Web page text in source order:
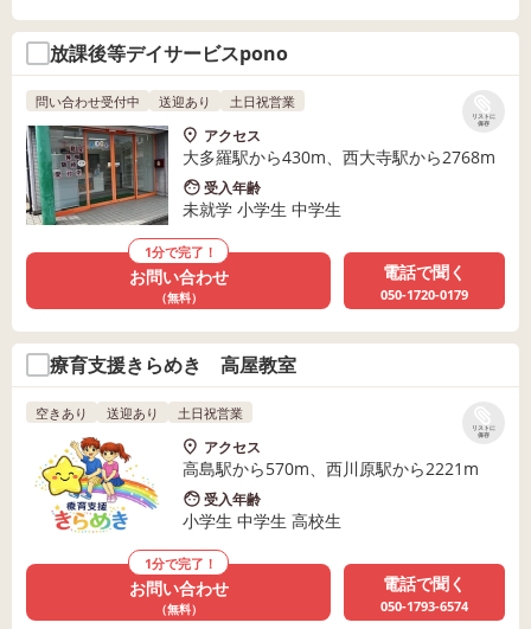
放課後等デイサービスpono
リストに
保存
問い合わせ受付中 送迎あり 土日祝営業
アクセス
大多羅駅から430m、西大寺駅から2768m
受入年齢
未就学 小学生 中学生
1分で完了！
お問い合わせ
（無料）
電話で聞く
050-1720-0179
療育支援きらめき 高屋教室
リストに
保存
空きあり 送迎あり 土日祝営業
アクセス
高島駅から570m、西川原駅から2221m
受入年齢
小学生 中学生 高校生
1分で完了！
お問い合わせ
（無料）
電話で聞く
050-1793-6574